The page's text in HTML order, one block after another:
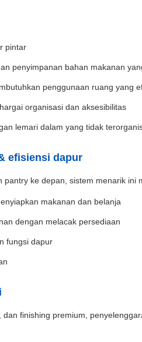
pintar
penyimpanan bahan makanan
penggunaan ruang yang
organisasi dan aksesibilitas
lemari dalam yang tidak
efisiensi dapur
ke depan, sistem menarik ini
makanan dan belanja
dengan melacak persediaan
fungsi dapur
finishing premium,